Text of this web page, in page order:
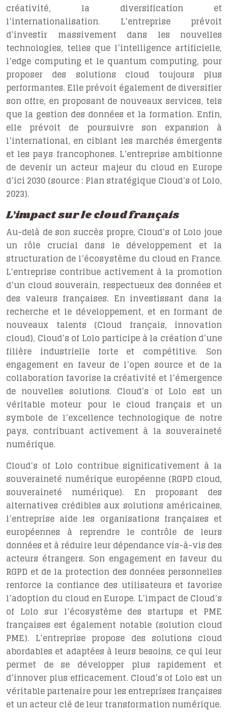
créativité, la diversification et
l’internationalisation. L’entreprise prévoit
d’investir massivement dans les nouvelles
technologies, telles que l’intelligence artificielle,
l’edge computing et le quantum computing, pour
proposer des solutions cloud toujours plus
performantes. Elle prévoit également de diversifier
son offre, en proposant de nouveaux services, tels
que la gestion des données et la formation. Enfin,
elle prévoit de poursuivre son expansion à
l’international, en ciblant les marchés émergents
et les pays francophones. L’entreprise ambitionne
de devenir un acteur majeur du cloud en Europe
d’ici 2030 (source : Plan stratégique Cloud’s of Lolo,
2023).
L’impact sur le cloud français
Au-delà de son succès propre, Cloud’s of Lolo joue
un rôle crucial dans le développement et la
structuration de l’écosystème du cloud en France.
L’entreprise contribue activement à la promotion
d’un cloud souverain, respectueux des données et
des valeurs françaises. En investissant dans la
recherche et le développement, et en formant de
nouveaux talents (Cloud français, innovation
cloud), Cloud’s of Lolo participe à la création d’une
filière industrielle forte et compétitive. Son
engagement en faveur de l’open source et de la
collaboration favorise la créativité et l’émergence
de nouvelles solutions. Cloud’s of Lolo est un
véritable moteur pour le cloud français et un
symbole de l’excellence technologique de notre
pays, contribuant activement à la souveraineté
numérique.
Cloud’s of Lolo contribue significativement à la
souveraineté numérique européenne (RGPD cloud,
souveraineté numérique). En proposant des
alternatives crédibles aux solutions américaines,
l’entreprise aide les organisations françaises et
européennes à reprendre le contrôle de leurs
données et à réduire leur dépendance vis-à-vis des
acteurs étrangers. Son engagement en faveur du
RGPD et de la protection des données personnelles
renforce la confiance des utilisateurs et favorise
l’adoption du cloud en Europe. L’impact de Cloud’s
of Lolo sur l’écosystème des startups et PME
françaises est également notable (solution cloud
PME). L’entreprise propose des solutions cloud
abordables et adaptées à leurs besoins, ce qui leur
permet de se développer plus rapidement et
d’innover plus efficacement. Cloud’s of Lolo est un
véritable partenaire pour les entreprises françaises
et un acteur clé de leur transformation numérique.